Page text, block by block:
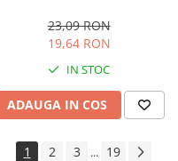
23,09 RON
19,64 RON
IN STOC
ADAUGA IN COS
1 2 3 ... 19